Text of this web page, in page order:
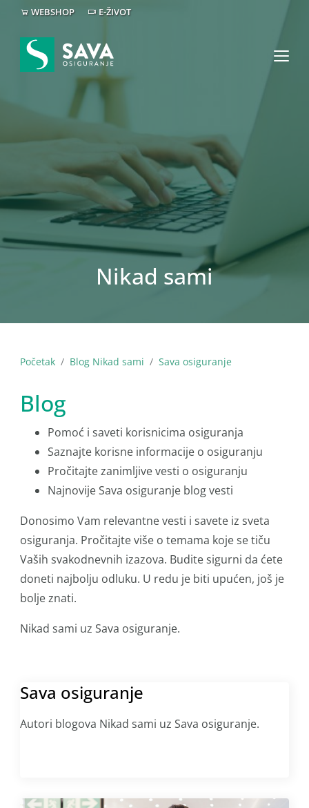
WEBSHOP E-ŽIVOT
Nikad sami
Početak Blog Nikad sami Sava osiguranje
Blog
Pomoć i saveti korisnicima osiguranja
Saznajte korisne informacije o osiguranju
Pročitajte zanimljive vesti o osiguranju
Najnovije Sava osiguranje blog vesti
Donosimo Vam relevantne vesti i savete iz sveta
osiguranja. Pročitajte više o temama koje se tiču
Vaših svakodnevnih izazova. Budite sigurni da ćete
doneti najbolju odluku. U redu je biti upućen, još je
bolje znati.
Nikad sami uz Sava osiguranje.
Sava osiguranje
Autori blogova Nikad sami uz Sava osiguranje.